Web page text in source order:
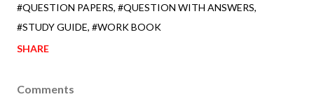
#QUESTION PAPERS #QUESTION WITH ANSWERS
#STUDY GUIDE #WORK BOOK
SHARE
Comments